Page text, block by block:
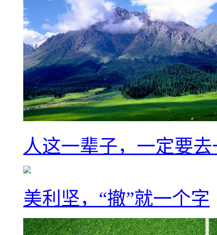
人这一辈子，一定要
美利坚，“撤”就一个字